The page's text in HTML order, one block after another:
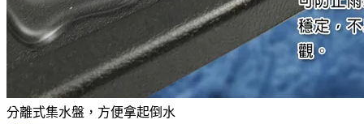
分離式集水盤，方便拿起倒水